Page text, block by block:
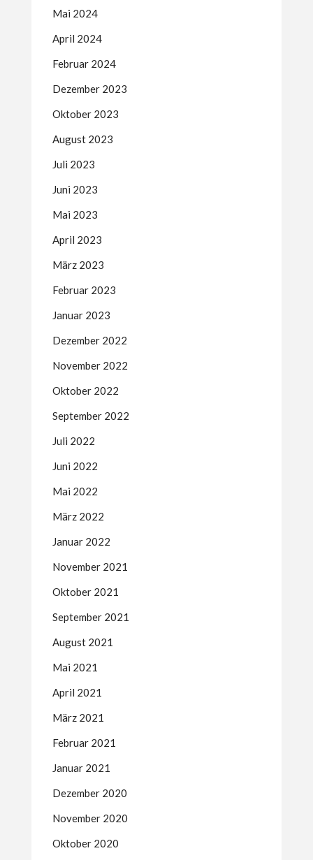
Mai 2024
April 2024
Februar 2024
Dezember 2023
Oktober 2023
August 2023
Juli 2023
Juni 2023
Mai 2023
April 2023
März 2023
Februar 2023
Januar 2023
Dezember 2022
November 2022
Oktober 2022
September 2022
Juli 2022
Juni 2022
Mai 2022
März 2022
Januar 2022
November 2021
Oktober 2021
September 2021
August 2021
Mai 2021
April 2021
März 2021
Februar 2021
Januar 2021
Dezember 2020
November 2020
Oktober 2020